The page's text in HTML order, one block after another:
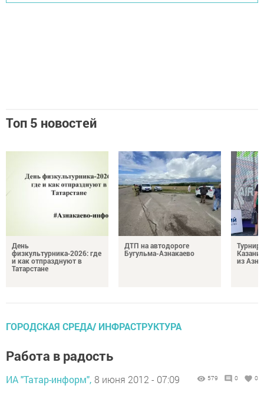
Топ 5 новостей
День
физкультурника‑2026: где
и как отпразднуют в
Татарстане
ДТП на автодороге
Бугульма-Азнакаево
Турнир
из
ГОРОДСКАЯ СРЕДА/ ИНФРАСТРУКТУРА
Работа в радость
ИА "Татар-информ", 8 июня 2012 - 07:09 579 0 0